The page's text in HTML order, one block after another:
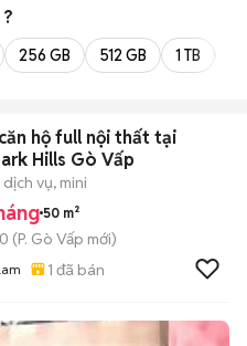
256 GB 512 GB 1 TB
hộ full nội thất tại
Hills Gò Vấp
dịch vụ, mini
50 m²
(P. Gò Vấp mới)
1 đã bán